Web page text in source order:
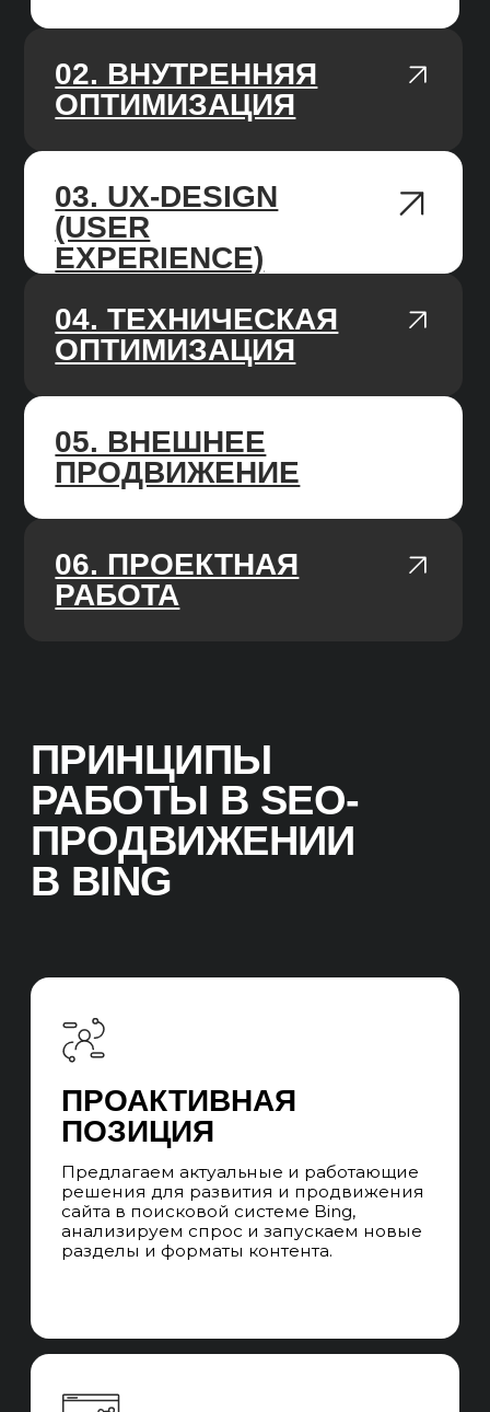
Не используем методы продвижения,
за которые могут наложить санкции
на сайт, работаем только
с качественным улучшениями сайта
и ссылочной массы.
БЕЛЫЕ МЕТОДЫ
мы работаем по недельным спринтам,
подстраиваемся под изменения
работы алгоритмов поисковых систем.
В начале работы, изучаем нишу
и делаем прогноз, ставим цель на 3/6/12
месяцев, каждый месяц фиксируем
РАБОТАЕМ ПО KPI